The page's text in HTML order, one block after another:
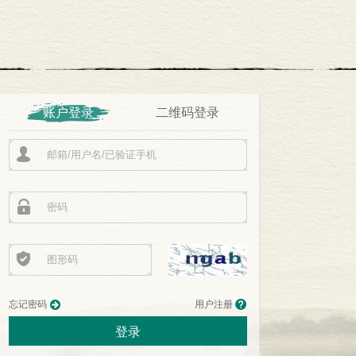
账户登录 二维码登录
忘记密码 用户注册